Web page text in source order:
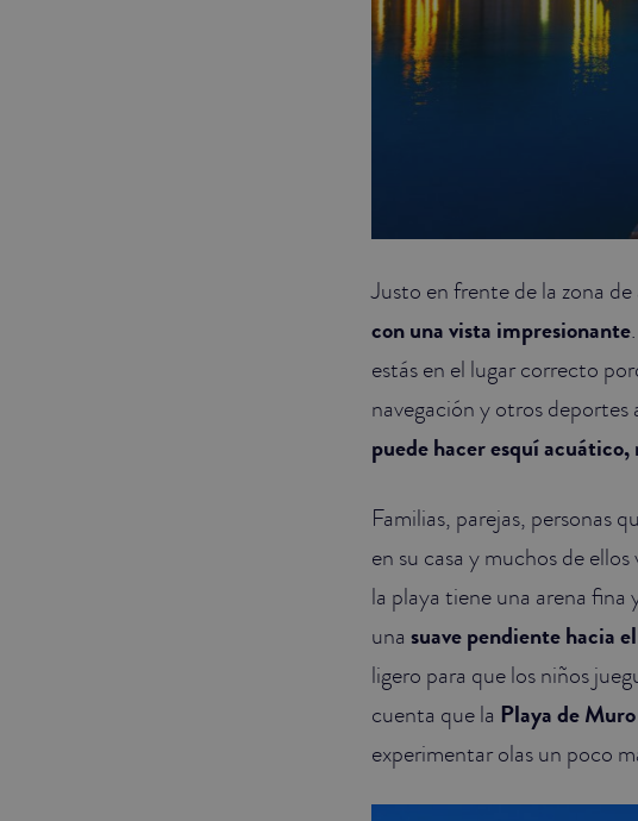
Justo en frente de la zona
con una vista impresionante
estás en el lugar correcto
navegación y otros deportes
puede hacer esquí
Familias, parejas, personas
en su casa y muchos de
la playa tiene una arena fina
una suave pendiente hacia
ligero para que los niños
cuenta que la Playa de Muro
experimentar olas un poco